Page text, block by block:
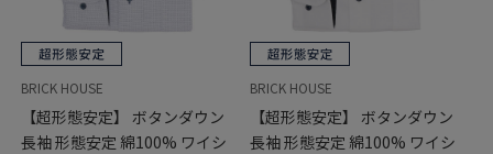
BRICK HOUSE
【超形態安定】 ボタンダウン
長袖 形態安定 綿100% ワイシ
BRICK HOUSE
【超形態安定】 ボタンダウン
長袖 形態安定 綿100% ワイシ